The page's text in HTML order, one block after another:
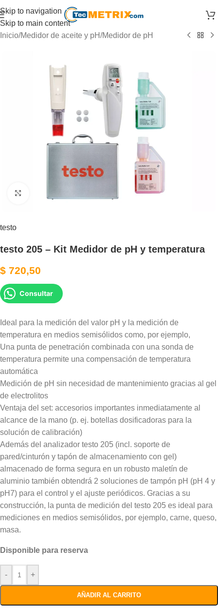
Skip to navigation
Skip to main content
Inicio/Medidor de aceite y pH/Medidor de pH
testo
testo 205 – Kit Medidor de pH y temperatura
$ 720,50
Consultar
Ideal para la medición del valor pH y la medición de
temperatura en medios semisólidos como, por ejemplo,
Una punta de penetración combinada con una sonda de
temperatura permite una compensación de temperatura
automática
Medición de pH sin necesidad de mantenimiento gracias al gel
de electrolitos
Ventaja del set: accesorios importantes inmediatamente al
alcance de la mano (p. ej. botellas dosificadoras para la
solución de calibración)
Además del analizador testo 205 (incl. soporte de
pared/cinturón y tapón de almacenamiento con gel)
almacenado de forma segura en un robusto maletín de
aluminio también obtendrá 2 soluciones de tampón pH (pH 4 y
pH7) para el control y el ajuste periódicos. Gracias a su
construcción, la punta de medición del testo 205 es ideal para
mediciones en medios semisólidos, por ejemplo, carne, queso,
masa.
Disponible para reserva
- +
AÑADIR AL CARRITO